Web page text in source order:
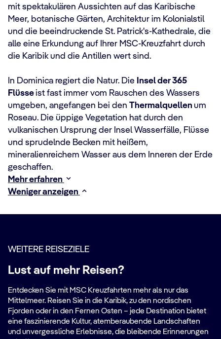
mit spektakulären Aussichten auf das Karibische
Meer, botanische Gärten, Architektur im Kolonialstil
und die beeindruckende St. Patrick's-Kathedrale, die
alle eine Erkundung auf Ihrer MSC-Kreuzfahrt durch
die Karibik und die Antillen wert sind.
In Dominica regiert die Natur. Die Insel der 365
Flüsse ist fast immer vom Rauschen des Wassers
umgeben, angefangen bei den Thermalquellen um
Roseau. Die üppige Vegetation hat durch den
vulkanischen Ursprung der Insel Wasserfälle, Flüsse
und sprudelnde Becken mit heißem,
mineralienreichem Wasser aus dem Inneren der Erde
geschaffen.
Mehr erfahren
Weniger anzeigen
WEITERE REISEZIELE
Lust auf mehr Reisen?
Entdecken Sie mit MSC Kreuzfahrten mehr als nur das
Mittelmeer. Reisen Sie in die Karibik, zu den nordischen
Fjorden oder in den Fernen Osten – jede Destination bietet
eine faszinierende Kultur, atemberaubende Landschaften
und unvergessliche Erlebnisse, die bleibende Erinnerungen